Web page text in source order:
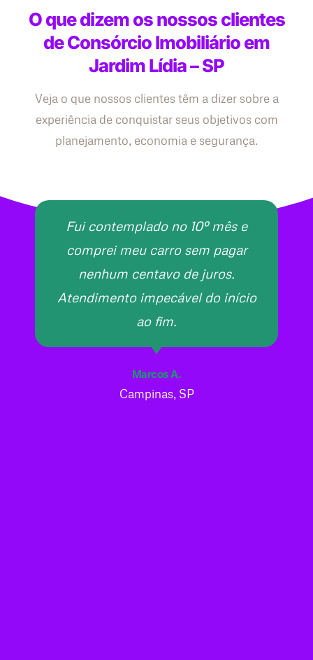
O que dizem os nossos clientes
de Consórcio Imobiliário em
Jardim Lídia – SP
Veja o que nossos clientes têm a dizer sobre a
experiência de conquistar seus objetivos com
planejamento, economia e segurança.
Fui contemplado no 10º mês e
comprei meu carro sem pagar
nenhum centavo de juros.
Atendimento impecável do início
ao fim.
Marcos A.
Campinas, SP